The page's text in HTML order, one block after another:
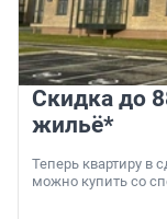
Скидка до
жильё*
Теперь квартиру в
можно купить со